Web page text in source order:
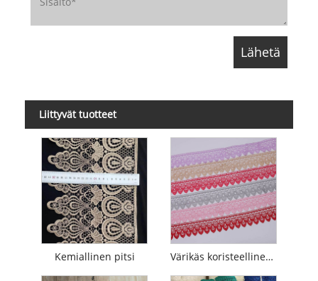
Liittyvät tuotteet
Kemiallinen pitsi Värikäs koristeellinen pitsikoristelu